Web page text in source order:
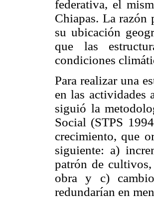
federativa, el
Chiapas. La razón
su ubicación
que las
condiciones
Para realizar una
en las actividades
siguió la
Social (STPS
crecimiento, que
siguiente: a)
patrón de
obra y c)
redundarían en